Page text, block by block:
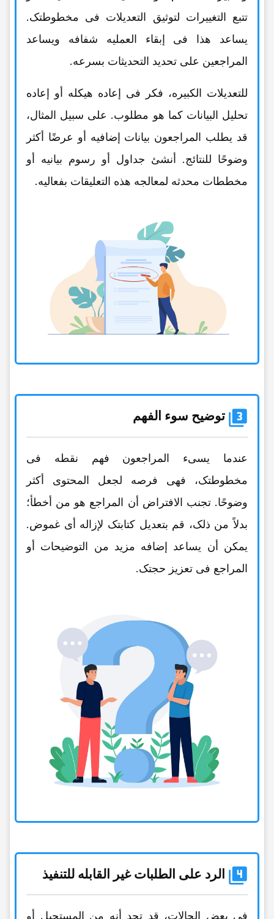
تتبع التغییرات لتوثیق التعدیلات فی مخطوطتک.
یساعد هذا فی إبقاء العملیه شفافه ویساعد
المراجعین على تحدید التحدیثات بسرعه.
للتعدیلات الکبیره، فکر فی إعاده هیکله أو إعاده
تحلیل البیانات کما هو مطلوب. على سبیل المثال،
قد یطلب المراجعون بیانات إضافیه أو عرضًا أکثر
وضوحًا للنتائج. أنشئ جداول أو رسوم بیانیه أو
مخططات محدثه لمعالجه هذه التعلیقات بفعالیه.
توضیح سوء الفهم
عندما یسیء المراجعون فهم نقطه فی
مخطوطتک، فهی فرصه لجعل المحتوى أکثر
وضوحًا. تجنب الافتراض أن المراجع هو من أخطأ؛
بدلاً من ذلک، قم بتعدیل کتابتک لإزاله أی غموض.
یمکن أن یساعد إضافه مزید من التوضیحات أو
المراجع فی تعزیز حجتک.
الرد على الطلبات غیر القابله للتنفیذ
فی بعض الحالات، قد تجد أنه من المستحیل أو